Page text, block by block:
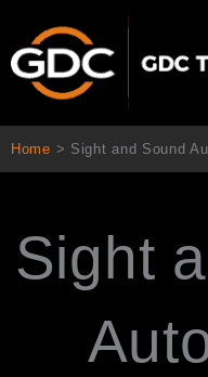
を
Home > Sight and Sound
Sight